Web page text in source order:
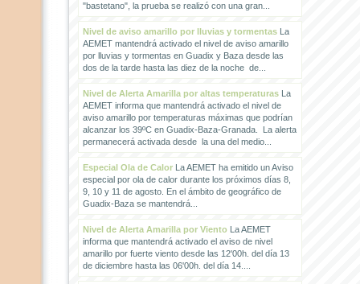
"bastetano", la prueba se realizó con una gran...
Nivel de aviso amarillo por lluvias y tormentasLa
AEMET mantendrá activado el nivel de aviso amarillo
por lluvias y tormentas en Guadix y Baza desde las
dos de la tarde hasta las diez de la noche de...
Nivel de Alerta Amarilla por altas temperaturasLa
AEMET informa que mantendrá activado el nivel de
aviso amarillo por temperaturas máximas que podrían
alcanzar los 39ºC en Guadix-Baza-Granada. La alerta
permanecerá activada desde la una del medio...
Especial Ola de CalorLa AEMET ha emitido un Aviso
especial por ola de calor durante los próximos días 8,
9, 10 y 11 de agosto. En el ámbito de geográfico de
Guadix-Baza se mantendrá...
Nivel de Alerta Amarilla por VientoLa AEMET
informa que mantendrá activado el aviso de nivel
amarillo por fuerte viento desde las 12'00h. del día 13
de diciembre hasta las 06'00h. del día 14....